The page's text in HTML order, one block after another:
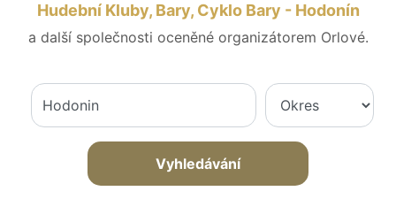
Hudební Kluby, Bary, Cyklo Bary - Hodonín
a další společnosti oceněné organizátorem Orlové.
Vyhledávání